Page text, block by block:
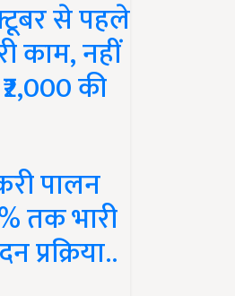
से पहले
काम, नहीं
की
पालन
तक भारी